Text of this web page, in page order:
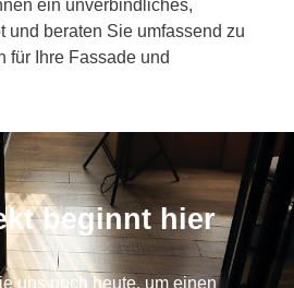
ein unverbindliches,
und beraten Sie umfassend zu
für Ihre Fassade und
beginnt hier
uns noch heute, um einen